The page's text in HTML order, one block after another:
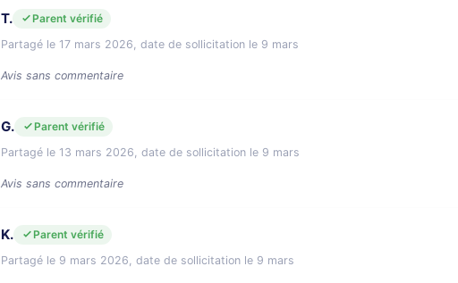
T.
Parent vérifié
Partagé le 17 mars 2026, date de sollicitation le 9 mars
Avis sans commentaire
G.
Parent vérifié
Partagé le 13 mars 2026, date de sollicitation le 9 mars
Avis sans commentaire
K.
Parent vérifié
Partagé le 9 mars 2026, date de sollicitation le 9 mars